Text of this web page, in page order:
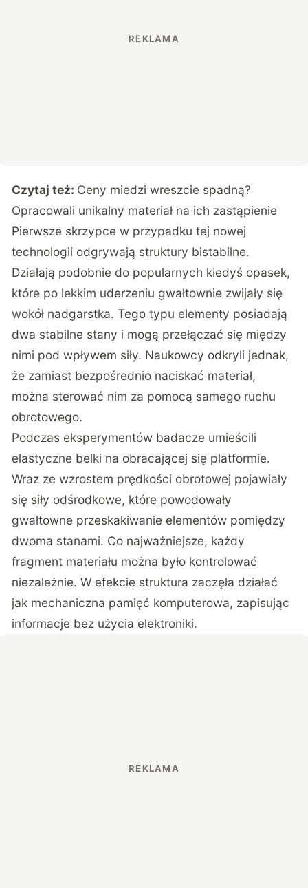
Czytaj też: Ceny miedzi wreszcie spadną?
Opracowali unikalny materiał na ich zastąpienie
Pierwsze skrzypce w przypadku tej nowej
technologii odgrywają struktury bistabilne.
Działają podobnie do popularnych kiedyś opasek,
które po lekkim uderzeniu gwałtownie zwijały się
wokół nadgarstka. Tego typu elementy posiadają
dwa stabilne stany i mogą przełączać się między
nimi pod wpływem siły. Naukowcy odkryli jednak,
że zamiast bezpośrednio naciskać materiał,
można sterować nim za pomocą samego ruchu
obrotowego.
Podczas eksperymentów badacze umieścili
elastyczne belki na obracającej się platformie.
Wraz ze wzrostem prędkości obrotowej pojawiały
się siły odśrodkowe, które powodowały
gwałtowne przeskakiwanie elementów pomiędzy
dwoma stanami. Co najważniejsze, każdy
fragment materiału można było kontrolować
niezależnie. W efekcie struktura zaczęła działać
jak mechaniczna pamięć komputerowa, zapisując
informacje bez użycia elektroniki.